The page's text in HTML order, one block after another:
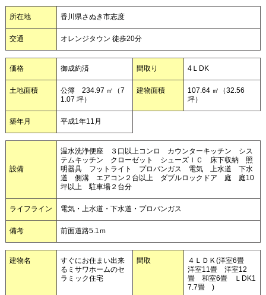
所在地 香川県さぬき市志度
交通 オレンジタウン 徒歩20分
価格 御成約済 間取り 4ＬDK
土地面積
公簿 234.97 ㎡（7
1.07 坪）
建物面積
107.64 ㎡（32.56
坪）
築年月 平成1年11月
設備
温水洗浄便座 ３口以上コンロ カウンターキッチン シス
テムキッチン クローゼット シューズＩＣ 床下収納 照
明器具 フットライト プロパンガス 電気 上水道 下水
道 側溝 エアコン２台以上 ダブルロックドア 庭 庭10
坪以上 駐車場２台分
ライフライン 電気・上水道・下水道・プロパンガス
備考 前面道路5.1ｍ
建物名
すぐにお住まい出来
るミサワホームのセ
ラミック住宅
間取
４ＬＤＫ(洋室6畳
洋室11畳 洋室12
畳 和室6畳 ＬDK1
7.7畳 )